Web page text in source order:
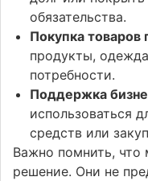
обязательства.
Покупка
продукты,
потребности.
Поддержка
использоваться
средств или
Важно помнить,
решение. Они не